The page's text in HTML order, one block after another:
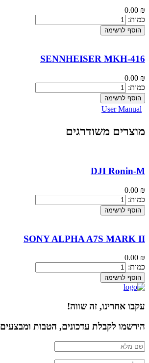
0.00 ₪
כמות:
הוסף לרשימה
SENNHEISER MKH-416
0.00 ₪
כמות:
הוסף לרשימה
User Manual
מוצרים משודרגים
DJI Ronin-M
0.00 ₪
כמות:
הוסף לרשימה
SONY ALPHA A7S MARK II
0.00 ₪
כמות:
הוסף לרשימה
עקבו אחרינו, זה שווה!
הירשמו לקבלת עדכונים, הטבות ומבצעים